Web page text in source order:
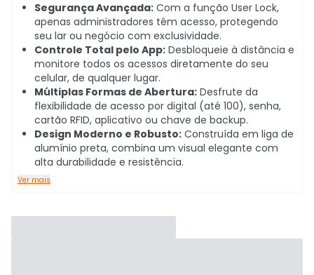
Segurança Avançada: Com a função User Lock,
apenas administradores têm acesso, protegendo
seu lar ou negócio com exclusividade.
Controle Total pelo App: Desbloqueie à distância e
monitore todos os acessos diretamente do seu
celular, de qualquer lugar.
Múltiplas Formas de Abertura: Desfrute da
flexibilidade de acesso por digital (até 100), senha,
cartão RFID, aplicativo ou chave de backup.
Design Moderno e Robusto: Construída em liga de
alumínio preta, combina um visual elegante com
alta durabilidade e resistência.
Ver mais